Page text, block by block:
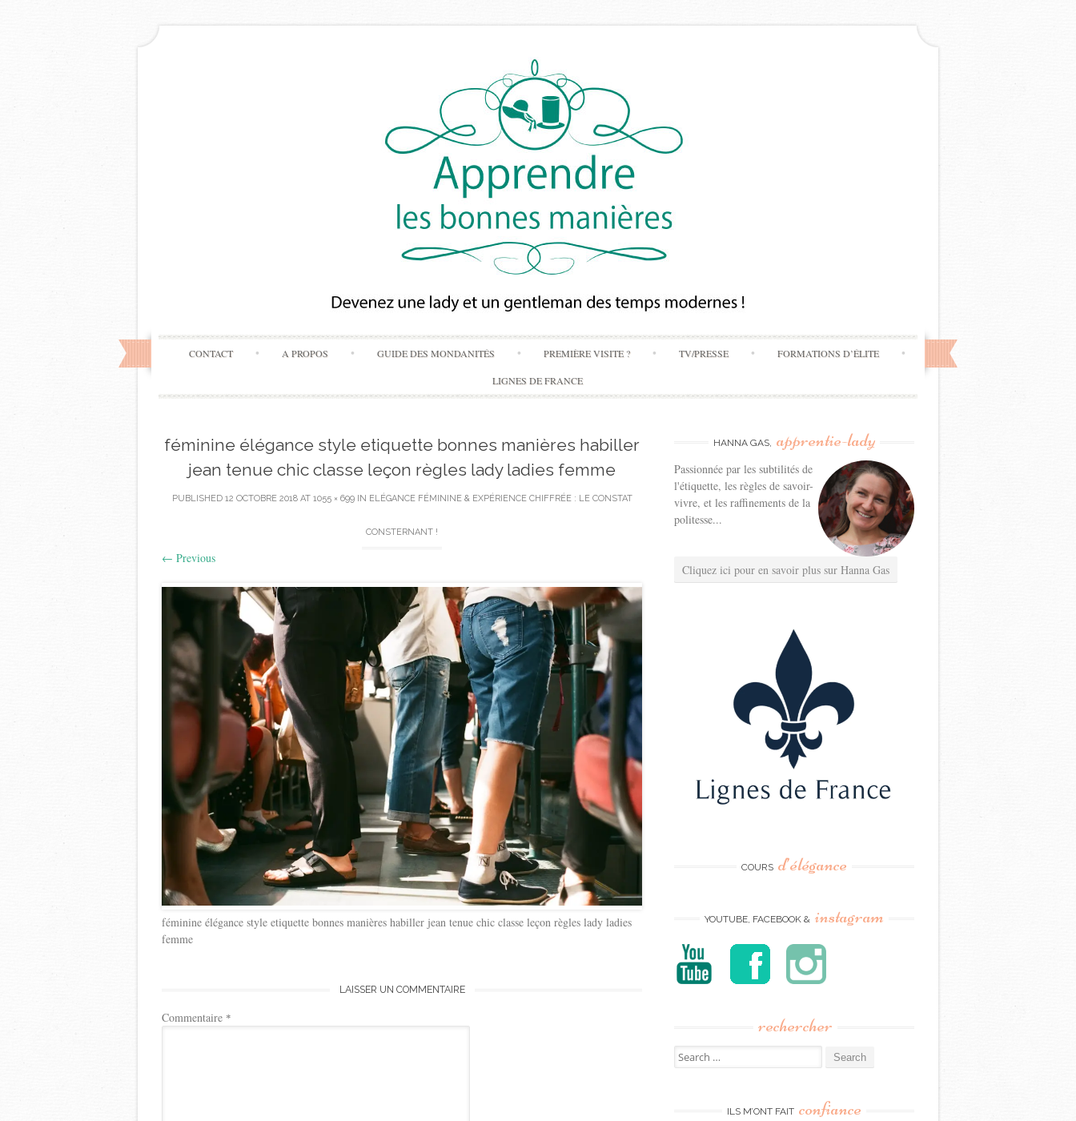
Skip
to
content
CONTACT A PROPOS GUIDE DES MONDANITÉS PREMIÈRE VISITE ? TV/PRESSE FORMATIONS D’ÉLITE
LIGNES DE FRANCE
féminine élégance style etiquette bonnes manières habiller
jean tenue chic classe leçon règles lady ladies femme
PUBLISHED 12 OCTOBRE 2018AT 1055 × 699IN ELÉGANCE FÉMININE & EXPÉRIENCE CHIFFRÉE : LE CONSTAT
CONSTERNANT !
← Previous
féminine élégance style etiquette bonnes manières habiller jean tenue chic classe leçon règles lady ladies
femme
LAISSER UN COMMENTAIRE
Commentaire *
HANNA GAS, apprentie-lady
Passionnée par les subtilités de
l'étiquette, les règles de savoir-
vivre, et les raffinements de la
politesse...
Cliquez ici pour en savoir plus sur Hanna Gas
COURS d’élégance
YOUTUBE, FACEBOOK & instagram
rechercher
Search
for:
ILS M’ONT FAIT confiance